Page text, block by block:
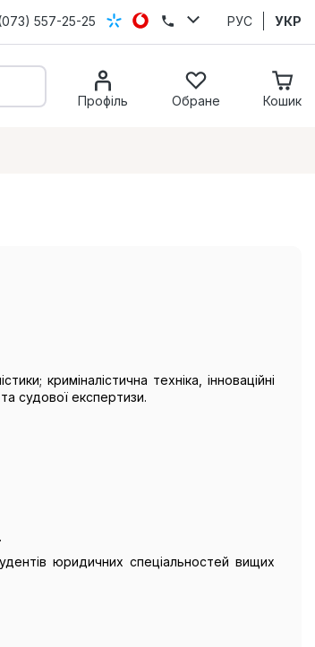
557-25-25 РУС УКР
Профіль Обране Кошик
криміналістична техніка, інноваційні
судової експертизи.
юридичних спеціальностей вищих